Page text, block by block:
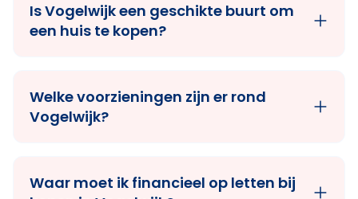
Is Vogelwijk een geschikte buurt om
een huis te kopen?
Welke voorzieningen zijn er rond
Vogelwijk?
Waar moet ik financieel op letten bij